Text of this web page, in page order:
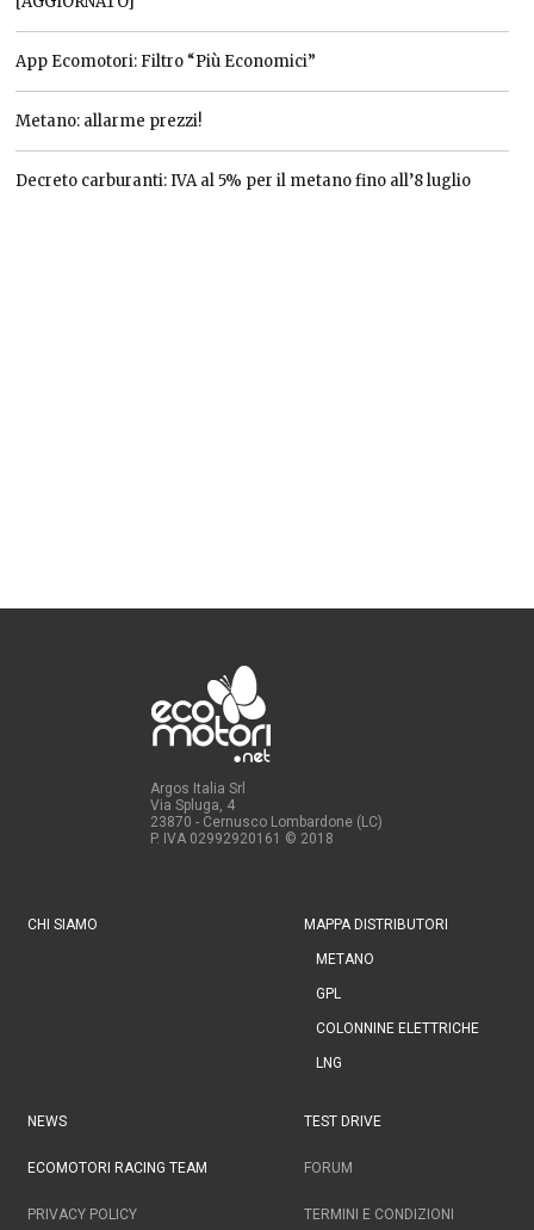
App Ecomotori: Filtro “Più Economici”
Metano: allarme prezzi!
Decreto carburanti: IVA al 5% per il metano fino all’8 luglio
Argos Italia Srl
Via Spluga, 4
23870 - Cernusco Lombardone (LC)
P. IVA 02992920161 © 2018
CHI SIAMO MAPPA DISTRIBUTORI
METANO
GPL
COLONNINE ELETTRICHE
LNG
NEWS TEST DRIVE
ECOMOTORI RACING TEAM FORUM
PRIVACY POLICY TERMINI E CONDIZIONI